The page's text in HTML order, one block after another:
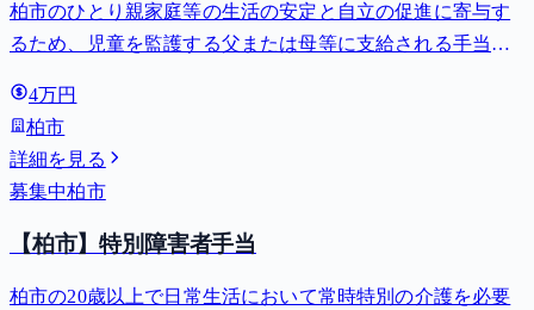
柏市のひとり親家庭等の生活の安定と自立の促進に寄与す
るため、児童を監護する父または母等に支給される手当。
4万円
柏市
詳細を見る
募集中柏市
【柏市】特別障害者手当
柏市の20歳以上で日常生活において常時特別の介護を必要